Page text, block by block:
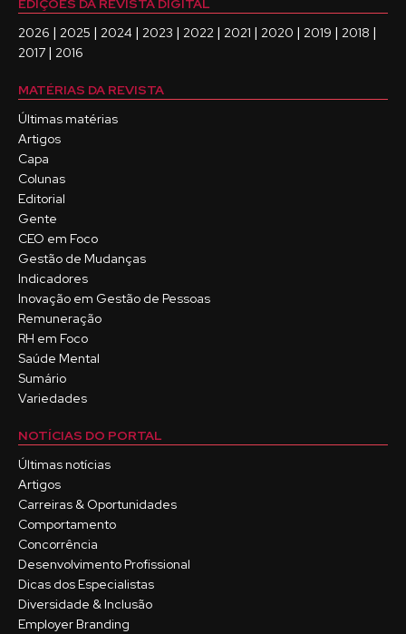
EDIÇÕES DA REVISTA DIGITAL
2026 | 2025 | 2024 | 2023 | 2022 | 2021 | 2020 | 2019 | 2018 |
2017 | 2016
MATÉRIAS DA REVISTA
Últimas matérias
Artigos
Capa
Colunas
Editorial
Gente
CEO em Foco
Gestão de Mudanças
Indicadores
Inovação em Gestão de Pessoas
Remuneração
RH em Foco
Saúde Mental
Sumário
Variedades
NOTÍCIAS DO PORTAL
Últimas notícias
Artigos
Carreiras & Oportunidades
Comportamento
Concorrência
Desenvolvimento Profissional
Dicas dos Especialistas
Diversidade & Inclusão
Employer Branding